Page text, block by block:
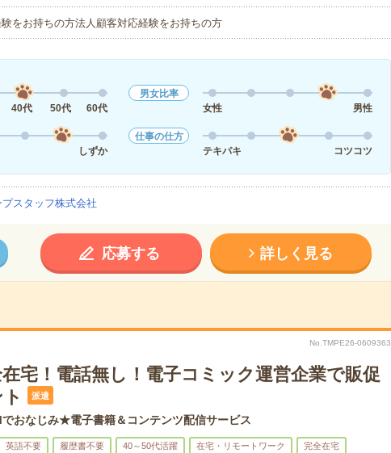
をお持ちの方法人顧客対応経験をお持ちの方
40代 50代 60代
男女比率
女性
男性
しずか
仕事の仕方
テキパキ
コツコツ
スタッフ株式会社
応募する 詳しく見る
No.TMPE26-0609363
宅！電話無し！電子コミック運営企業で販促
派遣
おなじみ★電子書籍＆コンテンツ配信サービス
英語不要 履歴書不要 40～50代活躍 在宅・リモートワーク 完全在宅